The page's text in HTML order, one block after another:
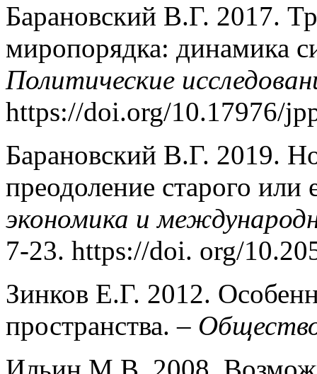
Барановский В.Г. 2017.
миропорядка: динамика
Политические
https://doi.org/10.17976/
Барановский В.Г. 2019.
преодоление старого
экономика и
7-23. https://doi. org/
Зинков Е.Г. 2012.
пространства. –